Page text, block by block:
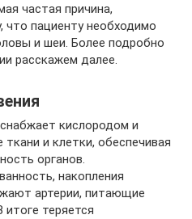
частая причина,
что пациенту необходимо
и шеи. Более подробно
расскажем далее.
кислородом и
и клетки, обеспечивая
органов.
накопления
артерии, питающие
теряется